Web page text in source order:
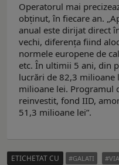
Operatorul mai
obținut, în fiecare an.
anual este dirijat direct
vechi, diferența fiind
normele europene de
etc. În ultimii 5 ani, din
lucrări de 82,3 milioane
milioane lei.
reinvestit, fond IID,
51,3 milioane lei”.
ETICHETAT CU GALATI